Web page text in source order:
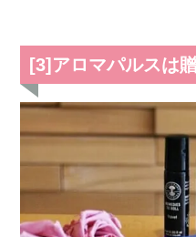
[3]アロマパルスは